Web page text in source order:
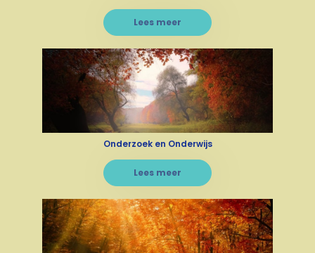
Lees meer
Onderzoek en Onderwijs
Lees meer